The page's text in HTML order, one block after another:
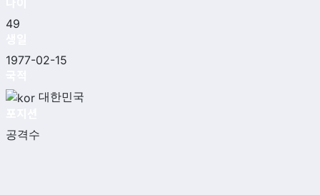
49
1977-02-15
대한민국
공격수